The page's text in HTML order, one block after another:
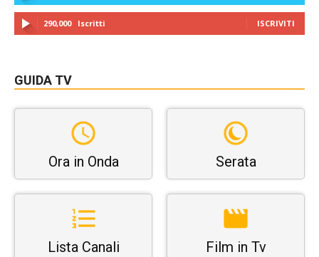
290,000 Iscritti ISCRIVITI
GUIDA TV
Ora in Onda Serata
Lista Canali Film in Tv